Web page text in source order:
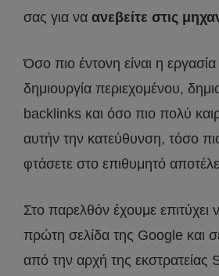
σας για να ανεβείτε στις
Όσο πιο έντονη είναι η
δημιουργία περιεχομένου,
backlinks και όσο πιο πολύ
αυτήν την κατεύθυνση, τόσο
φτάσετε στο επιθυμητό
Στο παρελθόν έχουμε
πρώτη σελίδα της Google και
από την αρχή της εκστρατείας